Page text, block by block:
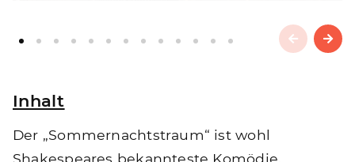
Inhalt
Der „Sommernachtstraum“ ist wohl
Shakespeares bekannteste Komödie.